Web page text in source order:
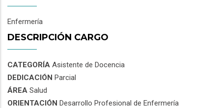
Enfermería
DESCRIPCIÓN CARGO
CATEGORÍA Asistente de Docencia
DEDICACIÓN Parcial
ÁREA Salud
ORIENTACIÓN Desarrollo Profesional de Enfermería